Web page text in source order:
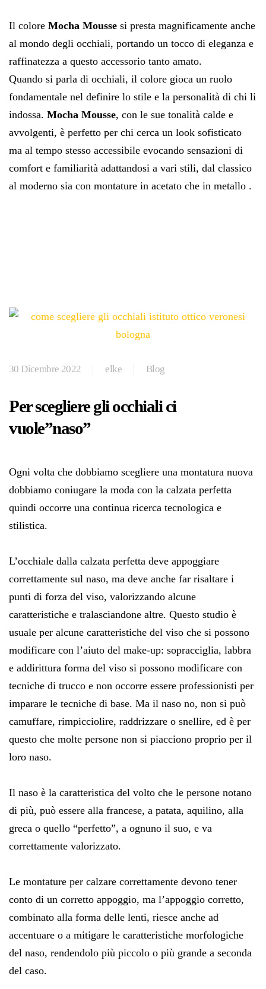
Il colore Mocha Mousse si presta magnificamente anche
al mondo degli occhiali, portando un tocco di eleganza e
raffinatezza a questo accessorio tanto amato.
Quando si parla di occhiali, il colore gioca un ruolo
fondamentale nel definire lo stile e la personalità di chi li
indossa. Mocha Mousse, con le sue tonalità calde e
avvolgenti, è perfetto per chi cerca un look sofisticato
ma al tempo stesso accessibile evocando sensazioni di
comfort e familiarità adattandosi a vari stili, dal classico
al moderno sia con montature in acetato che in metallo .
30 Dicembre 2022 elke Blog
Per scegliere gli occhiali ci
vuole”naso”
Ogni volta che dobbiamo scegliere una montatura nuova
dobbiamo coniugare la moda con la calzata perfetta
quindi occorre una continua ricerca tecnologica e
stilistica.
L’occhiale dalla calzata perfetta deve appoggiare
correttamente sul naso, ma deve anche far risaltare i
punti di forza del viso, valorizzando alcune
caratteristiche e tralasciandone altre. Questo studio è
usuale per alcune caratteristiche del viso che si possono
modificare con l’aiuto del make-up: sopracciglia, labbra
e addirittura forma del viso si possono modificare con
tecniche di trucco e non occorre essere professionisti per
imparare le tecniche di base. Ma il naso no, non si può
camuffare, rimpicciolire, raddrizzare o snellire, ed è per
questo che molte persone non si piacciono proprio per il
loro naso.
Il naso è la caratteristica del volto che le persone notano
di più, può essere alla francese, a patata, aquilino, alla
greca o quello “perfetto”, a ognuno il suo, e va
correttamente valorizzato.
Le montature per calzare correttamente devono tener
conto di un corretto appoggio, ma l’appoggio corretto,
combinato alla forma delle lenti, riesce anche ad
accentuare o a mitigare le caratteristiche morfologiche
del naso, rendendolo più piccolo o più grande a seconda
del caso.